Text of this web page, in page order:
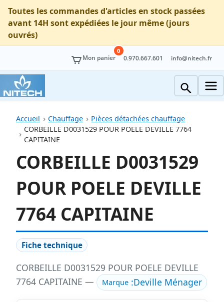
Toutes les commandes d'articles en stock passées
avant 14H sont expédiées le jour même (jours
ouvrés)
Mon panier
0
0.970.667.601 info@nitech.fr
Accueil Chauffage
Pièces détachées chauffage
CORBEILLE D0031529 POUR POELE DEVILLE 7764
CAPITAINE
CORBEILLE D0031529
POUR POELE DEVILLE
7764 CAPITAINE
Fiche technique
CORBEILLE D0031529 POUR POELE DEVILLE
7764 CAPITAINE —
Marque:Deville Ménager